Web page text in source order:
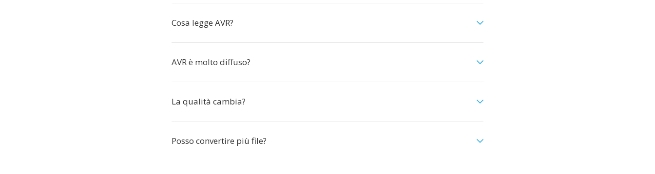
Cosa legge AVR?
AVR è molto diffuso?
La qualità cambia?
Posso convertire più file?